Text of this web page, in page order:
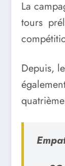
La
tours
Depuis,